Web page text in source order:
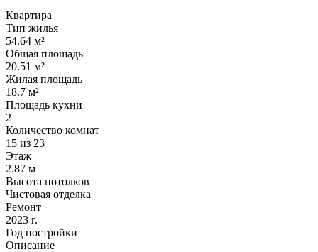
Квартира
Тип жилья
54.64 м²
Общая площадь
20.51 м²
Жилая площадь
18.7 м²
Площадь кухни
2
Количество комнат
15 из 23
Этаж
2.87 м
Высота потолков
Чистовая отделка
Ремонт
2023 г.
Год постройки
Описание